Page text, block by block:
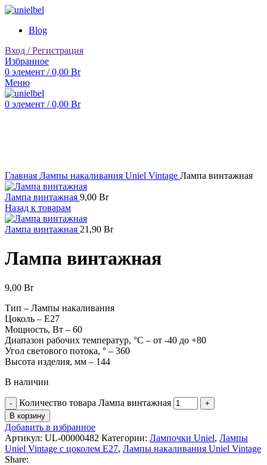
Blog
Вход / Регистрация
Избранное
0 элемент / 0,00 Br
Меню
0 элемент / 0,00 Br
Главная Лампы накаливания Uniel Vintage Лампа винтажная
Лампа винтажная 9,00 Br
Назад к товарам
Лампа винтажная 21,90 Br
Лампа винтажная
9,00 Br
Тип – Лампы накаливания
Цоколь – Е27
Мощность, Вт – 60
Диапазон рабочих температур, °С – от -40 до +80
Угол светового потока, ° – 360
Высота изделия, мм – 144
В наличии
Количество товара Лампа винтажная
В корзину
Добавить в избранное
Артикул: UL-00000482 Категории: Лампочки Uniel, Лампы
Uniel Vintage с цоколем Е27, Лампы накаливания Uniel Vintage
Share: